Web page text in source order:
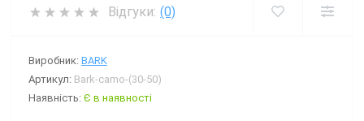
Відгуки: (0)
Виробник: BARK
Артикул: Bark-camo-(30-50)
Наявність: Є в наявності